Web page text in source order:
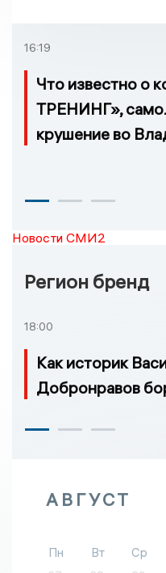
16:19
Что известно о
ТРЕНИНГ»,
крушение во
Новости СМИ2
Регион бренд
18:00
Как историк
Добронравов
АВГУСТ
Пн Вт Ср